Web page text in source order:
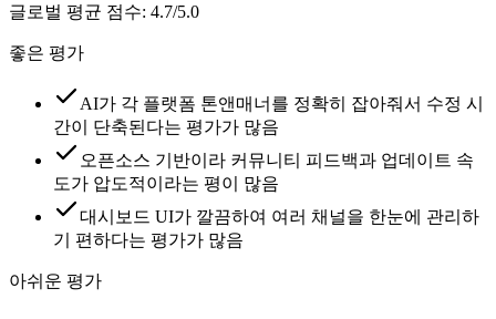
글로벌 평균 점수: 4.7/5.0
좋은 평가
AI가 각 플랫폼 톤앤매너를 정확히 잡아줘서 수정 시
간이 단축된다는 평가가 많음
오픈소스 기반이라 커뮤니티 피드백과 업데이트 속
도가 압도적이라는 평이 많음
대시보드 UI가 깔끔하여 여러 채널을 한눈에 관리하
기 편하다는 평가가 많음
아쉬운 평가